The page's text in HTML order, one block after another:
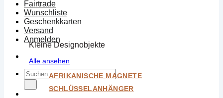
Kleine Designobjekte
Alle ansehen
AFRIKANISCHE MAGNETE
SCHLÜSSELANHÄNGER
Fairtrade
Wunschliste
Geschenkkarten
Versand
Anmelden
Suchen
nach: